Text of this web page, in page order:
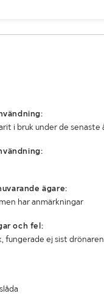
i bruk under de senaste
ägare:
har anmärkningar
och fel:
fungerade ej sist